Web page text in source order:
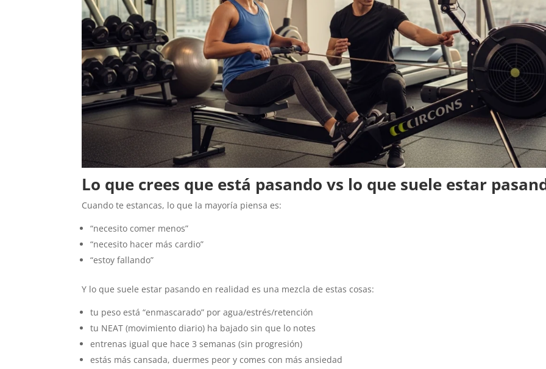
Lo que crees que está pasando vs lo que suele estar
Cuando te estancas, lo que la mayoría piensa es:
“necesito comer menos”
“necesito hacer más cardio”
“estoy fallando”
Y lo que suele estar pasando en realidad es una mezcla de estas cosas:
tu peso está “enmascarado” por agua/estrés/retención
tu NEAT (movimiento diario) ha bajado sin que lo notes
entrenas igual que hace 3 semanas (sin progresión)
estás más cansada, duermes peor y comes con más ansiedad